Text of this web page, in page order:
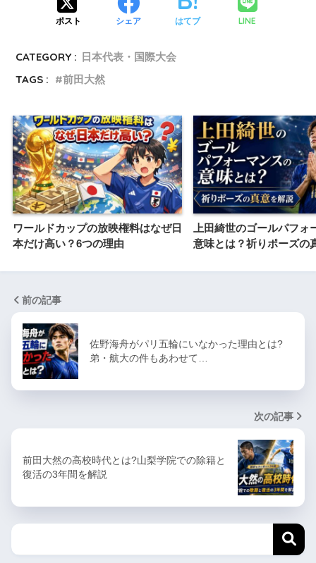
ポスト シェア はてブ LINE
CATEGORY : 日本代表・国際大会
TAGS :
前田大然
ワールドカップの放映権料はなぜ日
本だけ高い？6つの理由
上田綺世のゴールパフォ
意味とは？祈りポーズの
前の記事
佐野海舟がパリ五輪にいなかった理由とは?
弟・航大の件もあわせて…
次の記事
前田大然の高校時代とは?山梨学院での除籍と
復活の3年間を解説